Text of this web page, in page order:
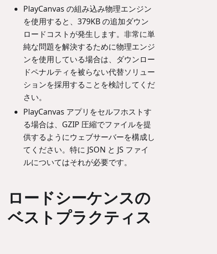
PlayCanvas の組み込み物理エンジン
を使用すると、379KB の追加ダウン
ロードコストが発生します。非常に単
純な問題を解決するために物理エンジ
ンを使用している場合は、ダウンロー
ドペナルティを被らない代替ソリュー
ションを採用することを検討してくだ
さい。
PlayCanvas アプリをセルフホストす
る場合は、GZIP 圧縮でファイルを提
供するようにウェブサーバーを構成し
てください。特に JSON と JS ファイ
ルについてはそれが必要です。
ロードシーケンスの
ベストプラクティス